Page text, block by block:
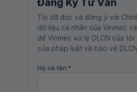
Đăng Ký Tư Vấn
Tôi đã đọc và đồng ý với
dữ liệu cá nhân của Vinmec
để Vinmec xử lý DLCN của
của pháp luật về bảo vệ
Họ và tên *